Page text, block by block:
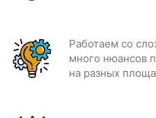
Работаем со
много нюансов
на разных